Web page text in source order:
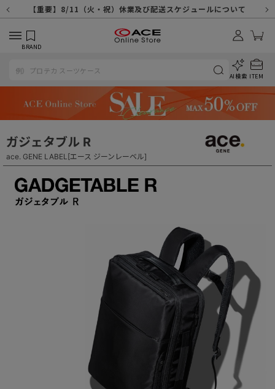
【重要】システムエラーによる出荷遅延につきまして
【重要】8/11（火・祝）休業及び配送スケジュールについて
【重要】令和８年熊本地震に伴う配送への影響について
【重要】納品書・領収書ペーパーレス化（電子化）のお知らせ
【重要】天候不良や交通状況・物量増等に伴う配送への影響について
【重要】悪質な詐欺サイトにご注意ください
【重要】各種メールが届かない場合に関しまして
【重要】お問い合わせのご対応に関しまして
【重要】SNSのなりすまし詐欺にご注意ください
BRAND
AI検索 ITEM
ガジェタブル R
ace. GENE LABEL[エース ジーンレーベル]